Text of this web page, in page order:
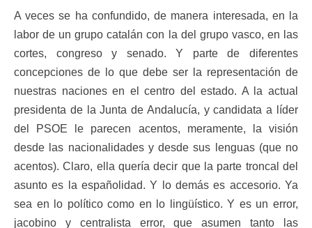
A veces se ha confundido, de manera interesada, en la
labor de un grupo catalán con la del grupo vasco, en las
cortes, congreso y senado. Y parte de diferentes
concepciones de lo que debe ser la representación de
nuestras naciones en el centro del estado. A la actual
presidenta de la Junta de Andalucía, y candidata a líder
del PSOE le parecen acentos, meramente, la visión
desde las nacionalidades y desde sus lenguas (que no
acentos). Claro, ella quería decir que la parte troncal del
asunto es la españolidad. Y lo demás es accesorio. Ya
sea en lo político como en lo lingüístico. Y es un error,
jacobino y centralista error, que asumen tanto las